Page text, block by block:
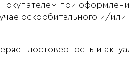
при
оскорбительного и/
достоверность и